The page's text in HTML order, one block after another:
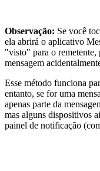
Observação: Se você
ela abrirá o aplicativo
"visto" para o remetente,
mensagem
Esse método funciona
entanto, se for uma
apenas parte da
mas alguns dispositivos
painel de notificação